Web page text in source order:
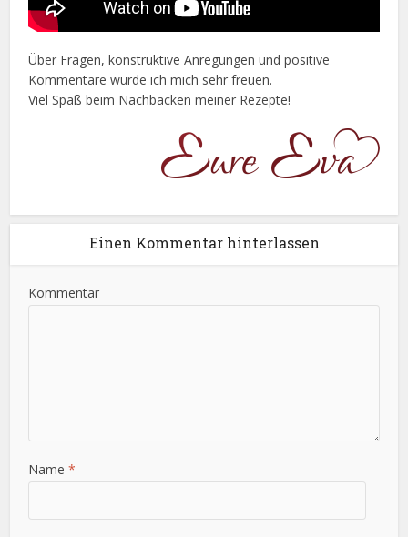
Über Fragen, konstruktive Anregungen und positive
Kommentare würde ich mich sehr freuen.
Viel Spaß beim Nachbacken meiner Rezepte!
Einen Kommentar hinterlassen
Kommentar
Name*